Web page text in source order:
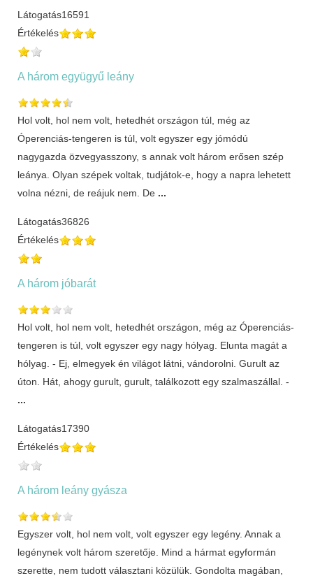
Látogatás16591
Értékelés
A három együgyű leány
Hol volt, hol nem volt, hetedhét országon túl, még az
Óperenciás-tengeren is túl, volt egyszer egy jómódú
nagygazda özvegyasszony, s annak volt három erősen szép
leánya. Olyan szépek voltak, tudjátok-e, hogy a napra lehetett
volna nézni, de reájuk nem. De ...
Látogatás36826
Értékelés
A három jóbarát
Hol volt, hol nem volt, hetedhét országon, még az Óperenciás-
tengeren is túl, volt egyszer egy nagy hólyag. Elunta magát a
hólyag. - Ej, elmegyek én világot látni, vándorolni. Gurult az
úton. Hát, ahogy gurult, gurult, találkozott egy szalmaszállal. -
...
Látogatás17390
Értékelés
A három leány gyásza
Egyszer volt, hol nem volt, volt egyszer egy legény. Annak a
legénynek volt három szeretője. Mind a hármat egyformán
szerette, nem tudott választani közülük. Gondolta magában,